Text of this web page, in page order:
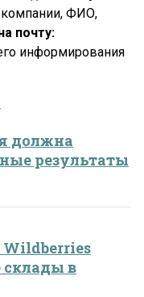
компании, ФИО,
почту:
информирования
должна
результаты
склады в